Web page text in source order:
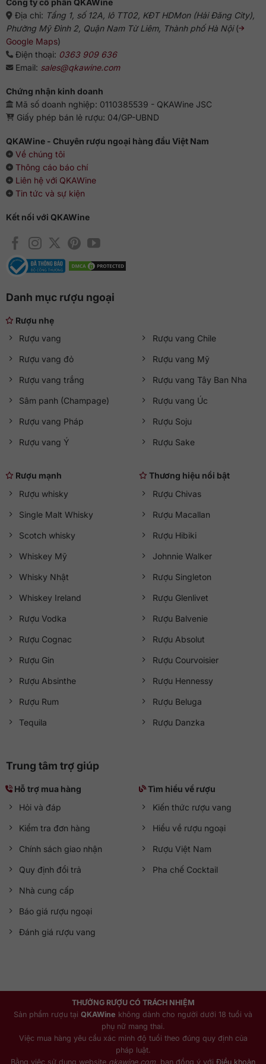
Địa chỉ: Tầng 1, số 12A, lô TT02, KĐT HDMon (Hải Đăng City),
Phường Mỹ Đình 2, Quận Nam Từ Liêm, Thành phố Hà Nội(
Google Maps)
Điện thoại: 0363 909 636
Email: sales@qkawine.com
Chứng nhận kinh doanh
Mã số doanh nghiệp: 0110385539 - QKAWine JSC
Giấy phép bán lẻ rượu: 04/GP-UBND
QKAWine - Chuyên rượu ngoại hàng đầu Việt Nam
Về chúng tôi
Thông cáo báo chí
Liên hệ với QKAWine
Tin tức và sự kiện
Kết nối với QKAWine
Danh mục rượu ngoại
Rượu nhẹ
Rượu vang
Rượu vang đỏ
Rượu vang trắng
Sâm panh (Champage)
Rượu vang Pháp
Rượu vang Ý
Rượu vang Chile
Rượu vang Mỹ
Rượu vang Tây Ban Nha
Rượu vang Úc
Rượu Soju
Rượu Sake
Rượu mạnh
Rượu whisky
Single Malt Whisky
Scotch whisky
Whiskey Mỹ
Whisky Nhật
Whiskey Ireland
Rượu Vodka
Rượu Cognac
Rượu Gin
Rượu Absinthe
Rượu Rum
Tequila
Thương hiệu nổi bật
Rượu Chivas
Rượu Macallan
Rượu Hibiki
Johnnie Walker
Rượu Singleton
Rượu Glenlivet
Rượu Balvenie
Rượu Absolut
Rượu Courvoisier
Rượu Hennessy
Rượu Beluga
Rượu Danzka
Trung tâm trợ giúp
Hỗ trợ mua hàng
Hỏi và đáp
Kiểm tra đơn hàng
Chính sách giao nhận
Quy định đổi trả
Nhà cung cấp
Báo giá rượu ngoại
Đánh giá rượu vang
Tìm hiểu về rượu
Kiến thức rượu vang
Hiểu về rượu ngoại
Rượu Việt Nam
Pha chế Cocktail
THƯỞNG RƯỢU CÓ TRÁCH NHIỆM
Sản phẩm rượu tại QKAWine không dành cho người dưới 18 tuổi và
phụ nữ mang thai.
Việc mua hàng yêu cầu xác minh độ tuổi theo đúng quy định của
pháp luật.
Bằng việc sử dụng website qkawine.com , bạn đồng ý với Điều khoản